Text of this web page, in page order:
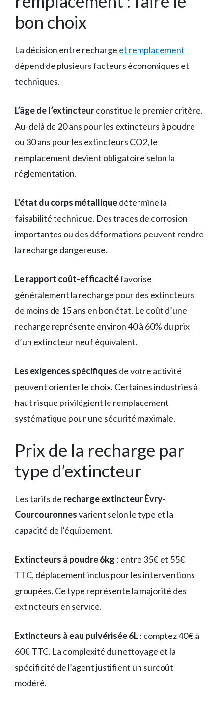
bon choix
La décision entre recharge et remplacement
dépend de plusieurs facteurs économiques et
techniques.
L’âge de l’extincteurconstitue le premier critère.
Au-delà de 20 ans pour les extincteurs à poudre
ou 30 ans pour les extincteurs CO2, le
remplacement devient obligatoire selon la
réglementation.
L’état du corps métalliquedétermine la
faisabilité technique. Des traces de corrosion
importantes ou des déformations peuvent rendre
la recharge dangereuse.
Le rapport coût-efficacitéfavorise
généralement la recharge pour des extincteurs
de moins de 15 ans en bon état. Le coût d’une
recharge représente environ 40 à 60% du prix
d’un extincteur neuf équivalent.
Les exigences spécifiques de votre activité
peuvent orienter le choix. Certaines industries à
haut risque privilégient le remplacement
systématique pour une sécurité maximale.
Prix de la recharge par
type d’extincteur
Les tarifs de recharge extincteur Évry-
Courcouronnesvarient selon le type et la
capacité de l’équipement.
Extincteurs à poudre 6kg : entre 35€ et 55€
TTC, déplacement inclus pour les interventions
groupées. Ce type représente la majorité des
extincteurs en service.
Extincteurs à eau pulvérisée 6L: comptez 40€ à
60€ TTC. La complexité du nettoyage et la
spécificité de l’agent justifient un surcoût
modéré.